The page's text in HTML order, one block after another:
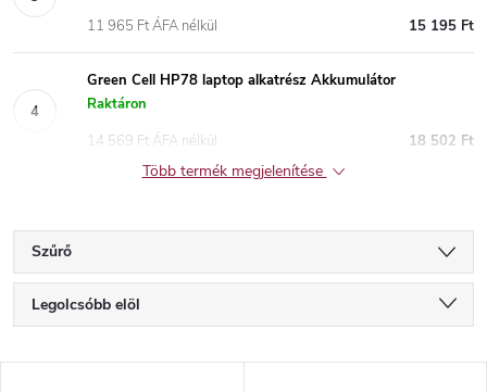
15 195 Ft
11 965 Ft ÁFA nélkül
Green Cell HP78 laptop alkatrész Akkumulátor
Raktáron
18 502 Ft
14 569 Ft ÁFA nélkül
Több termék megjelenítése
Szűrő
T
e
Legolcsóbb elöl